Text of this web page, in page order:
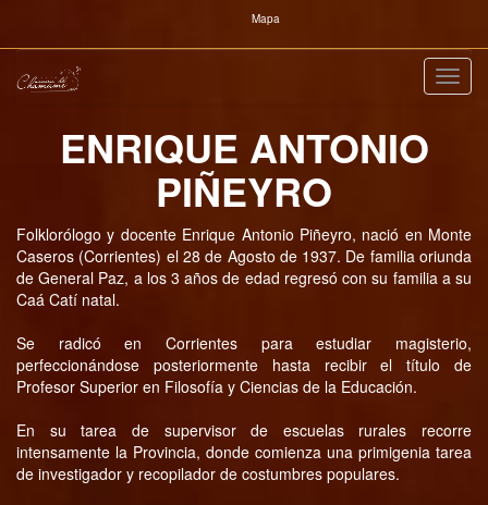
Mapa
ENRIQUE ANTONIO
PIÑEYRO
Folklorólogo y docente Enrique Antonio Piñeyro, nació en Monte
Caseros (Corrientes) el 28 de Agosto de 1937. De familia oriunda
de General Paz, a los 3 años de edad regresó con su familia a su
Caá Catí natal.
Se radicó en Corrientes para estudiar magisterio,
perfeccionándose posteriormente hasta recibir el título de
Profesor Superior en Filosofía y Ciencias de la Educación.
En su tarea de supervisor de escuelas rurales recorre
intensamente la Provincia, donde comienza una primigenia tarea
de investigador y recopilador de costumbres populares.